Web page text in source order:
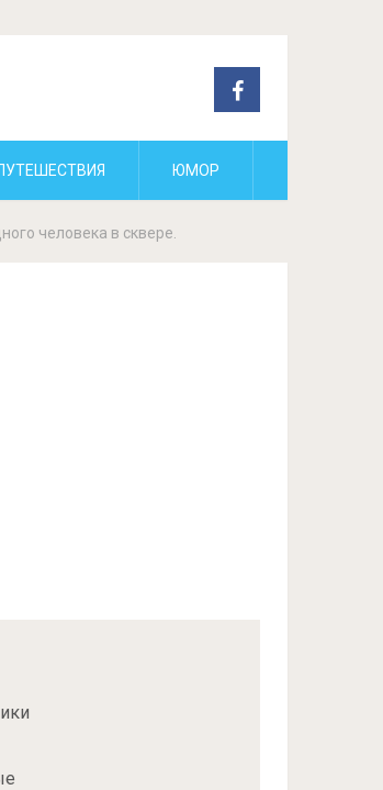
ЮМОР
человека в сквере.